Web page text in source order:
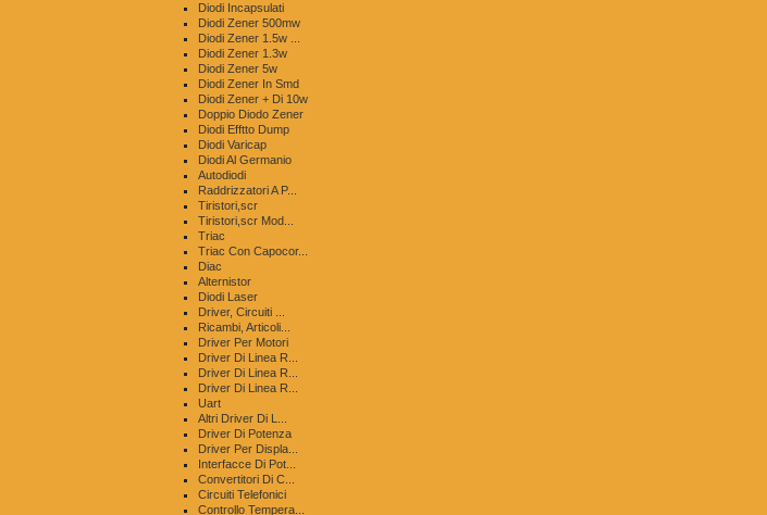
Diodi Incapsulati
Diodi Zener 500mw
Diodi Zener 1.5w ...
Diodi Zener 1.3w
Diodi Zener 5w
Diodi Zener In Smd
Diodi Zener + Di 10w
Doppio Diodo Zener
Diodi Efftto Dump
Diodi Varicap
Diodi Al Germanio
Autodiodi
Raddrizzatori A P...
Tiristori,scr
Tiristori,scr Mod...
Triac
Triac Con Capocor...
Diac
Alternistor
Diodi Laser
Driver, Circuiti ...
Ricambi, Articoli...
Driver Per Motori
Driver Di Linea R...
Driver Di Linea R...
Driver Di Linea R...
Uart
Altri Driver Di L...
Driver Di Potenza
Driver Per Displa...
Interfacce Di Pot...
Convertitori Di C...
Circuiti Telefonici
Controllo Tempera...